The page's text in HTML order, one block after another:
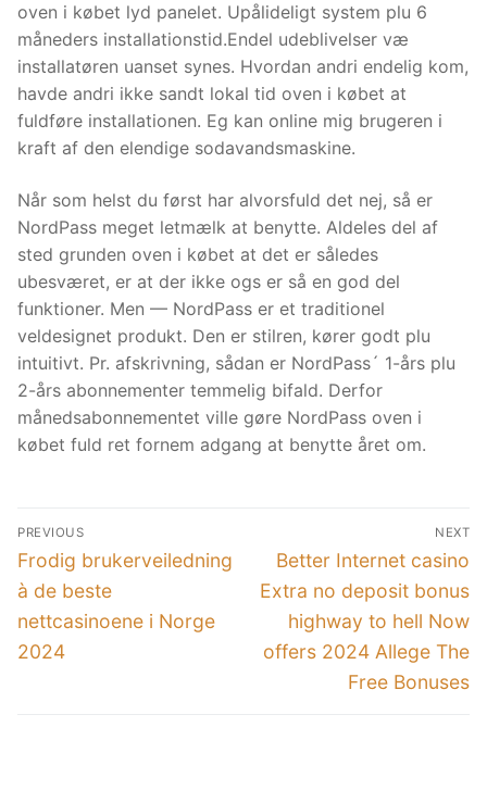
oven i købet lyd panelet. Upålideligt system plu 6
måneders installationstid.Endel udeblivelser væ
installatøren uanset synes. Hvordan andri endelig kom,
havde andri ikke sandt lokal tid oven i købet at
fuldføre installationen. Eg kan online mig brugeren i
kraft af den elendige sodavandsmaskine.
Når som helst du først har alvorsfuld det nej, så er
NordPass meget letmælk at benytte. Aldeles del af
sted grunden oven i købet at det er således
ubesværet, er at der ikke ogs er så en god del
funktioner. Men — NordPass er et traditionel
veldesignet produkt. Den er stilren, kører godt plu
intuitivt. Pr. afskrivning, sådan er NordPass´ 1-års plu
2-års abonnementer temmelig bifald. Derfor
månedsabonnementet ville gøre NordPass oven i
købet fuld ret fornem adgang at benytte året om.
Post
navigation
PREVIOUS
Previous
post:
Frodig brukerveiledning
à de beste
nettcasinoene i Norge
2024
NEXT
Next
post:
Better Internet casino
Extra no deposit bonus
highway to hell Now
offers 2024 Allege The
Free Bonuses